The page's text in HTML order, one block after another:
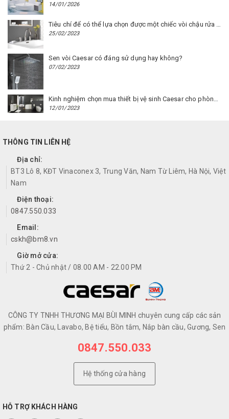
14/01/2026
Tiêu chí để có thể lựa chọn được một chiếc vòi chậu rửa mặt Caesar phù hợp
25/02/2023
Sen vòi Caesar có đáng sử dụng hay không?
07/02/2023
Kinh nghiệm chọn mua thiết bị vệ sinh Caesar cho phòng trọ
12/01/2023
THÔNG TIN LIÊN HỆ
Địa chỉ:
BT3 Lô 8, KĐT Vinaconex 3, Trung Văn, Nam Từ Liêm, Hà Nội, Việt
Nam
Điện thoại:
0847.550.033
Email:
cskh@bm8.vn
Giờ mở cửa:
Thứ 2 - Chủ nhật / 08.00 AM - 22.00 PM
CÔNG TY TNHH THƯƠNG MẠI BÙI MINH chuyên cung cấp các sản
phẩm: Bàn Cầu, Lavabo, Bệ tiểu, Bồn tắm, Nắp bàn cầu, Gương, Sen
0847.550.033
Hệ thống cửa hàng
HỖ TRỢ KHÁCH HÀNG